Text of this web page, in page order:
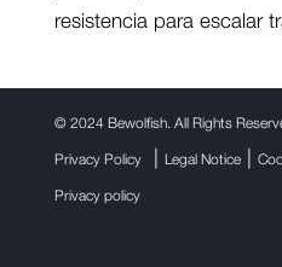
resistencia para escalar
© 2024 Bewolfish. All Rights
Privacy Policy| Legal Notice|
Privacy policy